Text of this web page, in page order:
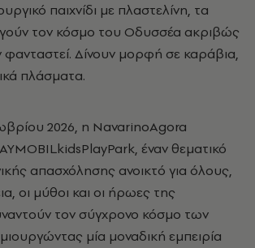
παιχνίδι με πλαστελίνη, τα
τον κόσμο του Οδυσσέα ακριβώς
Δίνουν μορφή σε καράβια,
πλάσματα.
2026, η NavarinoAgora
έναν θεματικό
απασχόλησης ανοικτό για όλους,
οι μύθοι και οι ήρωες της
τον σύγχρονο κόσμο των
μία μοναδική εμπειρία